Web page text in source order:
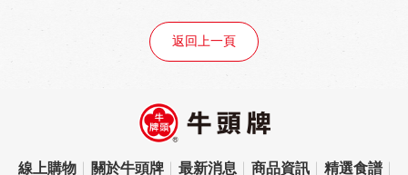
返回上一頁
線上購物 關於牛頭牌 最新消息 商品資訊
精選食譜